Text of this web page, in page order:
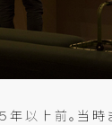
年以上前。当時